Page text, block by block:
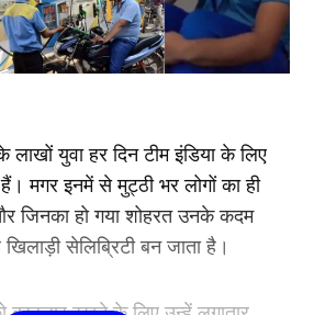
लाखों युवा हर दिन टीम इंडिया के लिए
मगर इनमें से मुट्ठी भर लोगों का ही
जिनका हो गया शोहरत उनके कदम
सेलिब्रिटी बन जाता है।